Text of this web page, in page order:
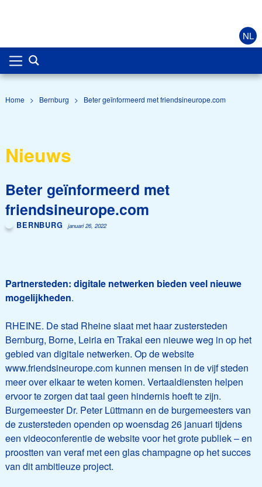
NL
Home > Bernburg > Beter geïnformeerd met friendsineurope.com
Nieuws
Beter geïnformeerd met
friendsineurope.com
BERNBURG januari 26, 2022
Partnersteden: digitale netwerken bieden veel nieuwe
mogelijkheden.
RHEINE. De stad Rheine slaat met haar zustersteden
Bernburg, Borne, Leiria en Trakai een nieuwe weg in op het
gebied van digitale netwerken. Op de website
www.friendsineurope.com kunnen mensen in de vijf steden
meer over elkaar te weten komen. Vertaaldiensten helpen
ervoor te zorgen dat taal geen hindernis hoeft te zijn.
Burgemeester Dr. Peter Lüttmann en de burgemeesters van
de zustersteden openden op woensdag 26 januari tijdens
een videoconferentie de website voor het grote publiek – en
proostten van veraf met een glas champagne op het succes
van dit ambitieuze project.